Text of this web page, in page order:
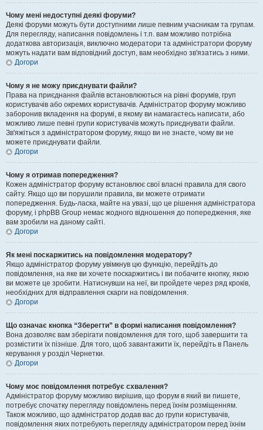
Чому мені недоступні деякі форуми?
Деякі форуми можуть бути доступними лише певним учасникам та групам.
Для перегляду, написання повідомлень і т.п. вам можливо потрібна
додаткова авторизація, виключно модератори та адміністратори форуму
можуть надати вам відповідний доступ, вам необхідно зв'язатись з ними.
Догори
Чому я не можу приєднувати файли?
Права на приєднання файлів встановлюються на рівні форумів, груп
користувачів або окремих користувачів. Адміністратор форуму можливо
заборонив вкладення на форумі, в якому ви намагаєтесь написати, або
можливо лише певні групи користувачів можуть приєднувати файли.
Зв'яжіться з адміністратором форуму, якщо ви не знаєте, чому ви не
можете приєднувати файли.
Догори
Чому я отримав попередження?
Кожен адміністратор форуму встановлює свої власні правила для свого
сайту. Якщо що ви порушили правила, ви можете отримати
попередження. Будь-ласка, майте на увазі, що це рішення адміністратора
форуму, і phpBB Group немає жодного відношення до попередження, яке
вам зробили на даному сайті.
Догори
Як мені поскаржитись на повідомлення модератору?
Якщо адміністратор форуму увімкнув цю функцію, перейдіть до
повідомлення, на яке ви хочете поскаржитись і ви побачите кнопку, якою
ви можете це зробити. Натиснувши на неї, ви пройдете через ряд кроків,
необхідних для відправлення скарги на повідомлення.
Догори
Що означає кнопка “Зберегти” в формі написання повідомлення?
Вона дозволяє вам зберігати повідомлення для того, щоб завершити та
розмістити їх пізніше. Для того, щоб завантажити їх, перейдіть в Панель
керування у розділ Чернетки.
Догори
Чому моє повідомлення потребує схвалення?
Адміністратор форуму можливо вирішив, що форум в який ви пишете,
потребує спочатку перегляду повідомлень перед їхнім розміщенням.
Також можливо, що адміністратор додав вас до групи користувачів,
повідомлення яких потребують перегляду адміністратором перед їхнім